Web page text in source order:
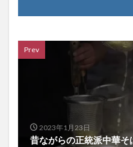
Prev
2023年1月23日
昔ながらの正統派中華